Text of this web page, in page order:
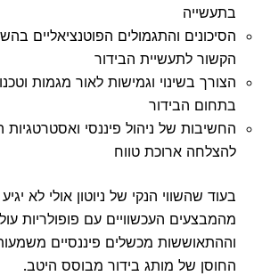
והתגמולים הפוטנציאליים בהשקעה
לתעשיית הבידור
בשינוי וגמישות לאור מגמות
הבידור
של ניהול פיננסי ואסטרטגיות
ארוכת טווח
שהשווי הנקי של ניוטון אולי לא יגיע
העכשוויים עם פופולריות עולמית,
מכשלים פיננסיים משמעותיים
של מותג בידור מבוסס היטב.